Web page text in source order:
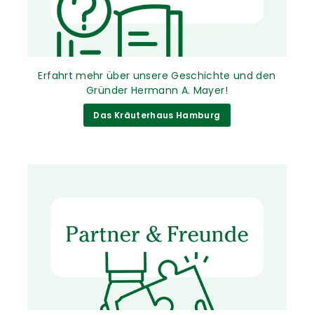
Erfahrt mehr über unsere Geschichte und den
Gründer Hermann A. Mayer!
Das Kräuterhaus Hamburg